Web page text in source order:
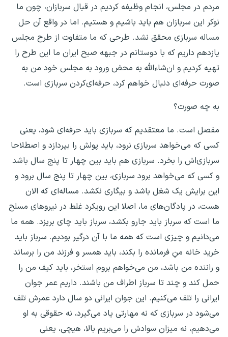
مردم در مجلس، انجام وظیفه کردیم در قبال سربازان، چون ما
نوکر این سربازان هم باید باشیم و هستیم. اما در واقع آن حل
مساله سربازی محقق نشد. طرحی که ما متفاوت از طرح مجلس
یازدهم داریم که با دوستانم در جبهه صبح ایران ما این طرح را
تهیه کردیم و ان‌شاءالله به محض ورود به مجلس خود من به
صورت حرفه‌ای دنبال خواهم کرد، حرفه‌ای‌کردن سربازی است.
به چه صورت؟
مفصل است. ما معتقدیم که سربازی باید حرفه‌ای شود، یعنی
کسی که می‌خواهد سربازی نرود، باید پولش را بپردازد و اصطلاحا
سربازی‌اش را بخرد. سربازی هم باید بین چهار تا پنج سال باشد
و کسی که می‌خواهد برود سربازی، بین چهار تا پنج سال برود و
این برایش یک شغل باشد و بیگاری نکشد. مساله‌ای که الان
هست، در پادگان‌های ما، اصلا این رویکرد غلط در نیروهای مسلح
ما است که سرباز باید جارو بکشد، سرباز باید چای بریزد. همه ما
می‌دانیم و چیزی است که همه ما با آن درگیر بودیم. سرباز باید
خرید خانه منِ فرمانده را بکند، باید همسر و فرزند من را برساند
و راننده من باشد، من می‌خواهم بروم استخر، باید کیف من را
حمل کند و چند تا سرباز اطراف من باشند. داریم عمر جوان
ایرانی را تلف می‌کنیم. این جوان ایرانی دو سال دارد عمرش تلف
می‌شود در سربازی که نه مهارتی یاد می‌گیرد، نه حقوقی به او
می‌دهیم، نه میزان سوادش را می‌بریم بالا، هیچی، یعنی